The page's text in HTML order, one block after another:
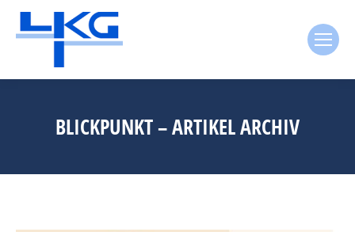
BLICKPUNKT – ARTIKEL ARCHIV